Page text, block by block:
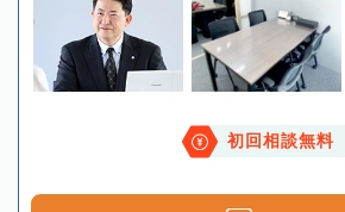
初回相談無料